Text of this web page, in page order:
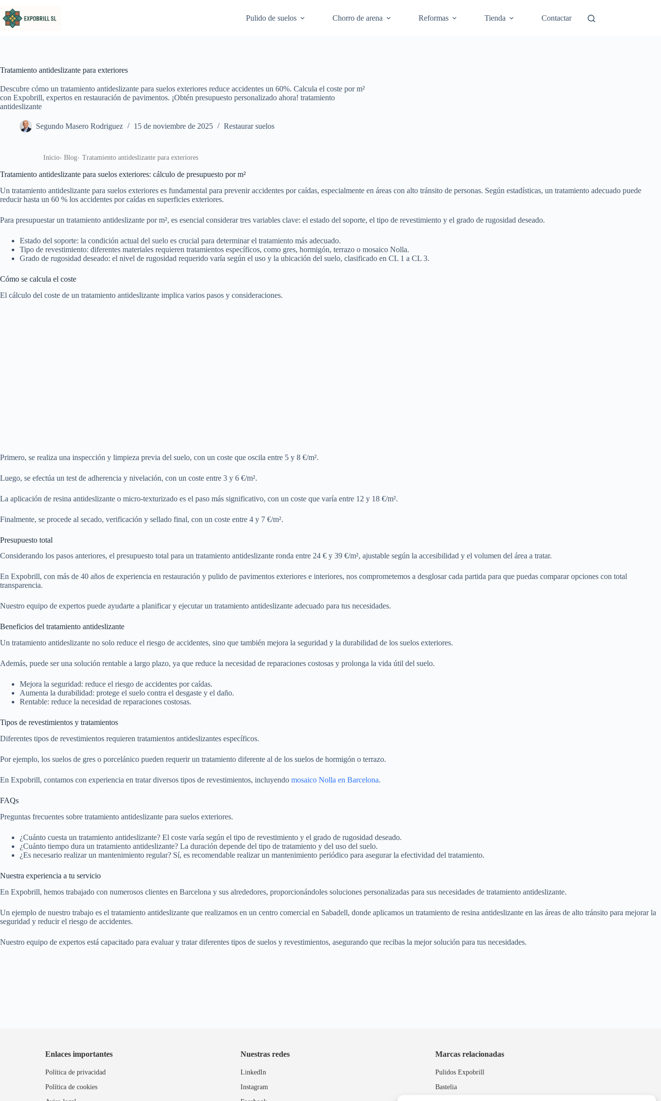
Pulido de suelos
Chorro de arena Reformas Tienda Contactar
Tratamiento antideslizante para exteriores
Descubre cómo un tratamiento antideslizante para suelos exteriores reduce accidentes un 60%. Calcula el coste por m²
con Expobrill, expertos en restauración de pavimentos. ¡Obtén presupuesto personalizado ahora! tratamiento
antideslizante
Segundo Masero Rodriguez 15 de noviembre de 2025 Restaurar suelos
Inicio Blog Tratamiento antideslizante para exteriores
Tratamiento antideslizante para suelos exteriores: cálculo de presupuesto por m²
Un tratamiento antideslizante para suelos exteriores es fundamental para prevenir accidentes por caídas, especialmente en áreas con alto tránsito de personas. Según estadísticas, un tratamiento adecuado puede
reducir hasta un 60 % los accidentes por caídas en superficies exteriores.
Para presupuestar un tratamiento antideslizante por m², es esencial considerar tres variables clave: el estado del soporte, el tipo de revestimiento y el grado de rugosidad deseado.
Estado del soporte: la condición actual del suelo es crucial para determinar el tratamiento más adecuado.
Tipo de revestimiento: diferentes materiales requieren tratamientos específicos, como gres, hormigón, terrazo o mosaico Nolla.
Grado de rugosidad deseado: el nivel de rugosidad requerido varía según el uso y la ubicación del suelo, clasificado en CL 1 a CL 3.
Cómo se calcula el coste
El cálculo del coste de un tratamiento antideslizante implica varios pasos y consideraciones.
Primero, se realiza una inspección y limpieza previa del suelo, con un coste que oscila entre 5 y 8 €/m².
Luego, se efectúa un test de adherencia y nivelación, con un coste entre 3 y 6 €/m².
La aplicación de resina antideslizante o micro-texturizado es el paso más significativo, con un coste que varía entre 12 y 18 €/m².
Finalmente, se procede al secado, verificación y sellado final, con un coste entre 4 y 7 €/m².
Presupuesto total
Considerando los pasos anteriores, el presupuesto total para un tratamiento antideslizante ronda entre 24 € y 39 €/m², ajustable según la accesibilidad y el volumen del área a tratar.
En Expobrill, con más de 40 años de experiencia en restauración y pulido de pavimentos exteriores e interiores, nos comprometemos a desglosar cada partida para que puedas comparar opciones con total
transparencia.
Nuestro equipo de expertos puede ayudarte a planificar y ejecutar un tratamiento antideslizante adecuado para tus necesidades.
Beneficios del tratamiento antideslizante
Un tratamiento antideslizante no solo reduce el riesgo de accidentes, sino que también mejora la seguridad y la durabilidad de los suelos exteriores.
Además, puede ser una solución rentable a largo plazo, ya que reduce la necesidad de reparaciones costosas y prolonga la vida útil del suelo.
Mejora la seguridad: reduce el riesgo de accidentes por caídas.
Aumenta la durabilidad: protege el suelo contra el desgaste y el daño.
Rentable: reduce la necesidad de reparaciones costosas.
Tipos de revestimientos y tratamientos
Diferentes tipos de revestimientos requieren tratamientos antideslizantes específicos.
Por ejemplo, los suelos de gres o porcelánico pueden requerir un tratamiento diferente al de los suelos de hormigón o terrazo.
En Expobrill, contamos con experiencia en tratar diversos tipos de revestimientos, incluyendo mosaico Nolla en Barcelona.
FAQs
Preguntas frecuentes sobre tratamiento antideslizante para suelos exteriores.
¿Cuánto cuesta un tratamiento antideslizante? El coste varía según el tipo de revestimiento y el grado de rugosidad deseado.
¿Cuánto tiempo dura un tratamiento antideslizante? La duración depende del tipo de tratamiento y del uso del suelo.
¿Es necesario realizar un mantenimiento regular? Sí, es recomendable realizar un mantenimiento periódico para asegurar la efectividad del tratamiento.
Nuestra experiencia a tu servicio
En Expobrill, hemos trabajado con numerosos clientes en Barcelona y sus alrededores, proporcionándoles soluciones personalizadas para sus necesidades de tratamiento antideslizante.
Un ejemplo de nuestro trabajo es el tratamiento antideslizante que realizamos en un centro comercial en Sabadell, donde aplicamos un tratamiento de resina antideslizante en las áreas de alto tránsito para mejorar la
seguridad y reducir el riesgo de accidentes.
Nuestro equipo de expertos está capacitado para evaluar y tratar diferentes tipos de suelos y revestimientos, asegurando que recibas la mejor solución para tus necesidades.
Enlaces importantes
Política de privacidad
Política de cookies
Nuestras redes
LinkedIn
Instagram
Marcas relacionadas
Pulidos Expobrill
Bastelia